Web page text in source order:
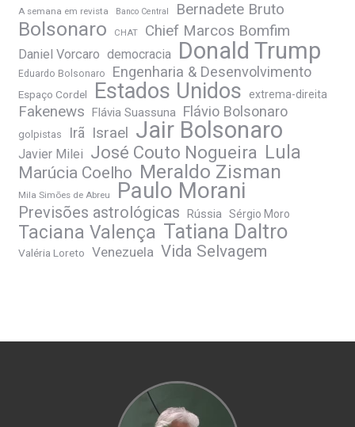
A semana em revista Banco Central Bernadete Bruto
Bolsonaro CHAT Chief Marcos Bomfim
Daniel Vorcaro democracia Donald Trump
Eduardo Bolsonaro Engenharia & Desenvolvimento
Espaço Cordel Estados Unidos extrema-direita
Fakenews Flávia Suassuna Flávio Bolsonaro
golpistas Irã Israel Jair Bolsonaro
Javier Milei José Couto Nogueira Lula
Marúcia Coelho Meraldo Zisman
Mila Simões de Abreu Paulo Morani
Previsões astrológicas Rússia Sérgio Moro
Taciana Valença Tatiana Daltro
Valéria Loreto Venezuela Vida Selvagem